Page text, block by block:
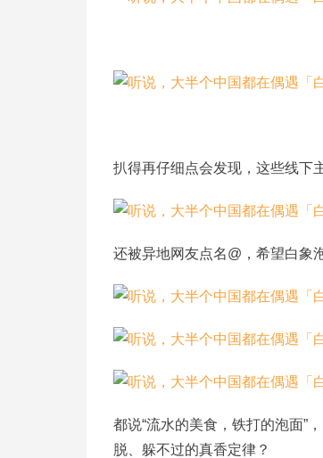
扒得再仔细点会发现，这些线下
还被异地网友点名@，希望白象
都说“流水的美食，铁打的泡面”
脱、躲不过的真香定律？